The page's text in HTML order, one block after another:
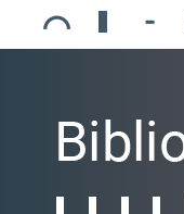
Ajuntament de